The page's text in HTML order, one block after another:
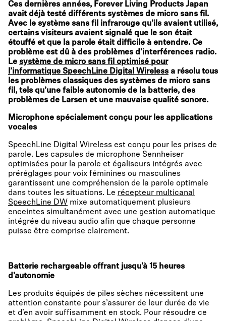
Ces dernières années, Forever Living Products Japan
avait déjà testé différents systèmes de micro sans fil.
Avec le système sans fil infrarouge qu’ils avaient utilisé,
certains visiteurs avaient signalé que le son était
étouffé et que la parole était difficile à entendre. Ce
problème est dû à des problèmes d’interférences radio.
Le système de micro sans fil optimisé pour
l’informatique SpeechLine Digital Wireless a résolu tous
les problèmes classiques des systèmes de micro sans
fil, tels qu’une faible autonomie de la batterie, des
problèmes de Larsen et une mauvaise qualité sonore.
Microphone spécialement conçu pour les applications
vocales
SpeechLine Digital Wireless est conçu pour les prises de
parole. Les capsules de microphone Sennheiser
optimisées pour la parole et égaliseurs intégrés avec
préréglages pour voix féminines ou masculines
garantissent une compréhension de la parole optimale
dans toutes les situations. Le récepteur multicanal
SpeechLine DW mixe automatiquement plusieurs
enceintes simultanément avec une gestion automatique
intégrée du niveau audio afin que chaque personne
puisse être comprise clairement.
Batterie rechargeable offrant jusqu’à 15 heures
d’autonomie
Les produits équipés de piles sèches nécessitent une
attention constante pour s’assurer de leur durée de vie
et d’en avoir suffisamment en stock. Pour résoudre ce